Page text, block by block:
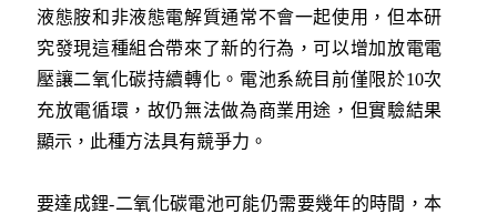
液態胺和非液態電解質通常不會一起使用，但本研
究發現這種組合帶來了新的行為，可以增加放電電
壓讓二氧化碳持續轉化。電池系統目前僅限於10次
充放電循環，故仍無法做為商業用途，但實驗結果
顯示，此種方法具有競爭力。
要達成鋰-二氧化碳電池可能仍需要幾年的時間，本